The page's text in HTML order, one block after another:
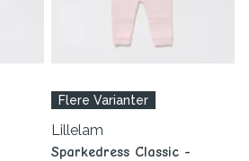
Flere Varianter
Lillelam
Sparkedress Classic -